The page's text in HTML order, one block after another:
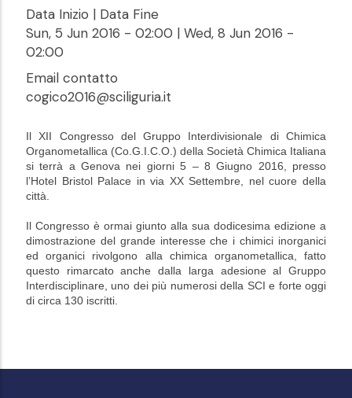
Data Inizio | Data Fine
Sun, 5 Jun 2016 - 02:00 | Wed, 8 Jun 2016 -
02:00
Email contatto
cogico2016@sciliguria.it
Il XII Congresso del Gruppo Interdivisionale di Chimica
Organometallica (Co.G.I.C.O.) della Società Chimica Italiana
si terrà a Genova nei giorni 5 – 8 Giugno 2016, presso
l’Hotel Bristol Palace in via XX Settembre, nel cuore della
città.
Il Congresso è ormai giunto alla sua dodicesima edizione a
dimostrazione del grande interesse che i chimici inorganici
ed organici rivolgono alla chimica organometallica, fatto
questo rimarcato anche dalla larga adesione al Gruppo
Interdisciplinare, uno dei più numerosi della SCI e forte oggi
di circa 130 iscritti.